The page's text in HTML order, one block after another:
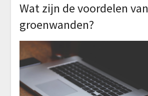
Wat zijn de voordelen van
groenwanden?